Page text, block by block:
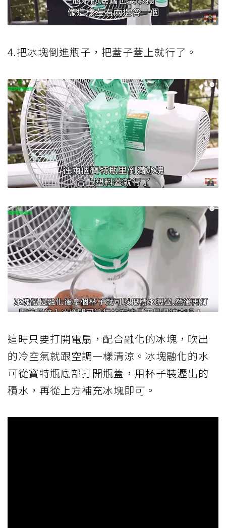
4.把冰塊倒進瓶子，把蓋子蓋上就行了。
這時只要打開電扇，配合融化的冰塊，吹出
的冷空氣就跟空調一樣清涼。冰塊融化的水
可從寶特瓶底部打開瓶蓋，用杯子裝瀝出的
積水，再從上方補充冰塊即可。